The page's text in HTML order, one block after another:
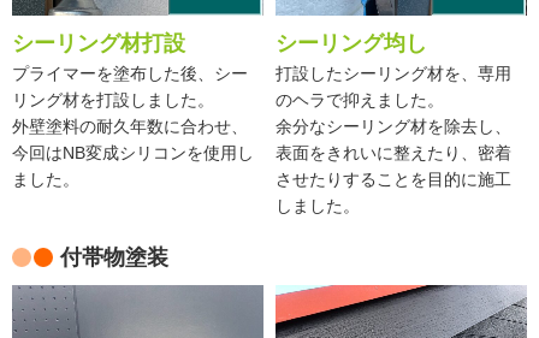
シーリング材打設
プライマーを塗布した後、シー
リング材を打設しました。
外壁塗料の耐久年数に合わせ、
今回はNB変成シリコンを使用し
ました。
シーリング均し
打設したシーリング材を、専用
のヘラで抑えました。
余分なシーリング材を除去し、
表面をきれいに整えたり、密着
させたりすることを目的に施工
しました。
付帯物塗装